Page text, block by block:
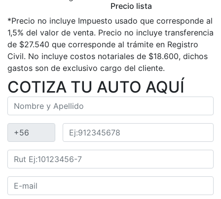
Precio lista
*Precio no incluye Impuesto usado que corresponde al
1,5% del valor de venta. Precio no incluye transferencia
de $27.540 que corresponde al trámite en Registro
Civil. No incluye costos notariales de $18.600, dichos
gastos son de exclusivo cargo del cliente.
COTIZA TU AUTO AQUÍ